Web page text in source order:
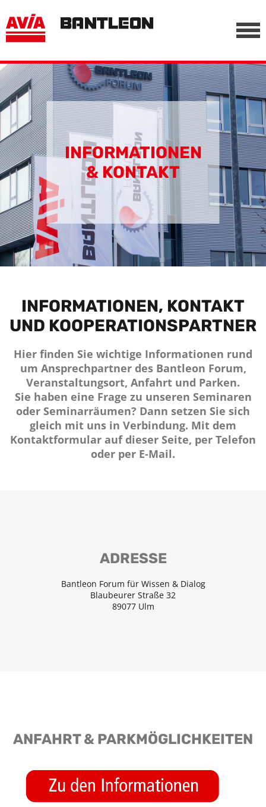
-->
INFORMATIONEN
& KONTAKT
INFORMATIONEN, KONTAKT
UND KOOPERATIONS­PARTNER
Hier finden Sie wichtige Informationen rund
um Ansprechpartner des Bantleon Forum,
Veranstaltungsort, Anfahrt und Parken.
Sie haben eine Frage zu unseren Seminaren
oder Seminarräumen? Dann setzen Sie sich
gleich mit uns in Verbindung. Mit dem
Kontaktformular auf dieser Seite, per Telefon
oder per E-Mail.
ADRESSE
Bantleon Forum für Wissen & Dialog
Blaubeurer Straße 32
89077 Ulm
ANFAHRT & PARKMÖGLICHKEITEN